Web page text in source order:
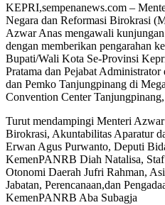
KEPRI,sempenanews.com –
Negara dan Reformasi Birokrasi
Azwar Anas mengawali
dengan memberikan pengarahan
Bupati/Wali Kota Se-Provinsi
Pratama dan Pejabat
dan Pemko Tanjungpinang di
Convention Center
Turut mendampingi Menteri
Birokrasi, Akuntabilitas Aparatur
Erwan Agus Purwanto, Deputi
KemenPANRB Diah Natalisa,
Otonomi Daerah Jufri Rahman,
Jabatan, Perencanaan,dan
KemenPANRB Aba Subagja